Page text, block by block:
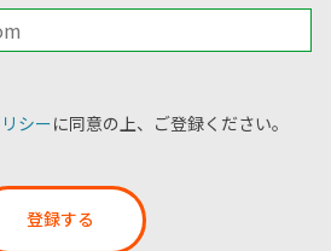
シーに同意の上、ご登録ください。
登録する